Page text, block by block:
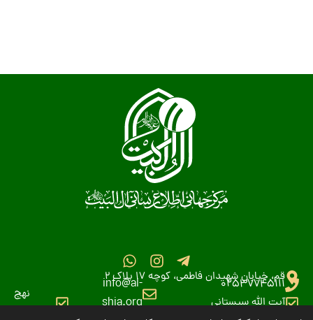
قم، خیابان شهیدان فاطمی، کوچه 17 پلاک 2
02537745111
آیت الله سیستانی
info@al-
shia.org
نهج